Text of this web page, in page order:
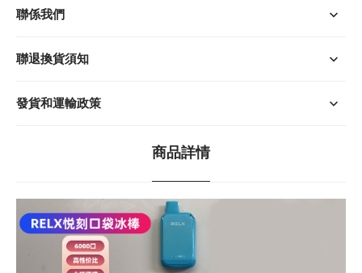
聯係我們
聯退換貨須知
發貨和運輸政策
商品詳情